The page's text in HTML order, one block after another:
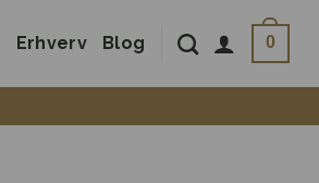
Erhverv Blog 0